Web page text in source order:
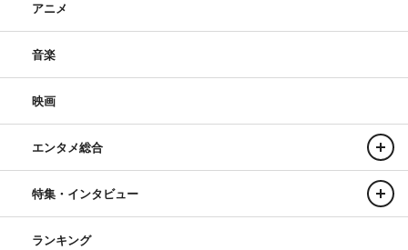
アニメ
音楽
映画
エンタメ総合
特集・インタビュー
ランキング